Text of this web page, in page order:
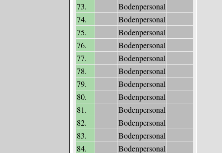
73.
Bodenpersonal
74.
Bodenpersonal
75.
Bodenpersonal
76.
Bodenpersonal
77.
Bodenpersonal
78.
Bodenpersonal
79.
Bodenpersonal
80.
Bodenpersonal
81.
Bodenpersonal
82.
Bodenpersonal
83.
Bodenpersonal
84.
Bodenpersonal